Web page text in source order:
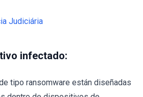
Judiciária
infectado:
tipo ransomware están diseñadas